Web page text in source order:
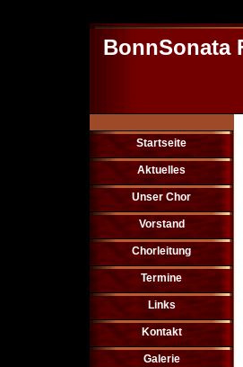
BonnSonata
Startseite
Aktuelles
Unser Chor
Vorstand
Chorleitung
Termine
Links
Kontakt
Galerie